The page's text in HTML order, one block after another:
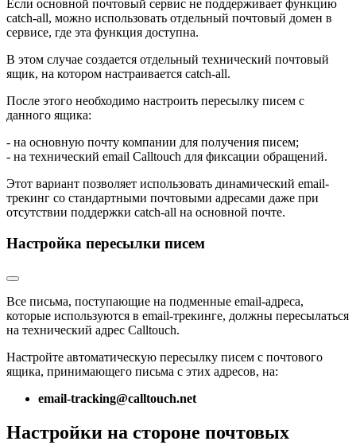
Если основной почтовый сервис не поддерживает функцию
catch-all, можно использовать отдельный почтовый домен в
сервисе, где эта функция доступна.
В этом случае создается отдельный технический почтовый
ящик, на котором настраивается catch-all.
После этого необходимо настроить пересылку писем с
данного ящика:
- на основную почту компании для получения писем;
- на технический email Calltouch для фиксации обращений.
Этот вариант позволяет использовать динамический email-
трекинг со стандартными почтовыми адресами даже при
отсутствии поддержки catch-all на основной почте.
Настройка пересылки писем
Все письма, поступающие на подменные email-адреса,
которые используются в email-трекинге, должны пересылаться
на технический адрес Calltouch.
Настройте автоматическую пересылку писем с почтового
ящика, принимающего письма с этих адресов, на:
email-tracking@calltouch.net
Настройки на стороне почтовых